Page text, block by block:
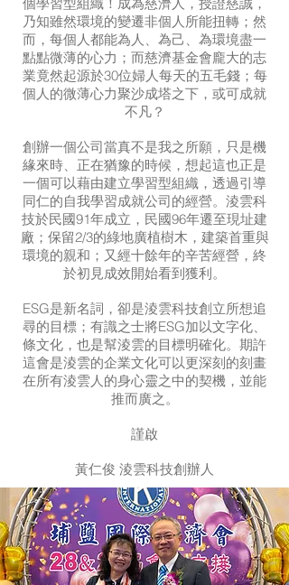
乃知雖然環境的變遷非個人所能扭轉；然
而，每個人都能為人、為己、為環境盡一
點點微薄的心力；而慈濟基金會龐大的志
業竟然起源於30位婦人每天的五毛錢；每
個人的微薄心力聚沙成塔之下，或可成就
不凡？
創辦一個公司當真不是我之所願，只是機
緣來時、正在猶豫的時候，想起這也正是
一個可以藉由建立學習型組織，透過引導
同仁的自我學習成就公司的經營。淩雲科
技於民國91年成立，民國96年遷至現址建
廠；保留2/3的綠地廣植樹木，建築首重與
環境的親和；又經十餘年的辛苦經營，終
於初見成效開始看到獲利。
ESG是新名詞，卻是淩雲科技創立所想追
尋的目標；有識之士將ESG加以文字化、
條文化，也是幫淩雲的目標明確化。期許
這會是淩雲的企業文化可以更深刻的刻畫
在所有淩雲人的身心靈之中的契機，並能
推而廣之。
謹啟
黃仁俊 淩雲科技創辦人